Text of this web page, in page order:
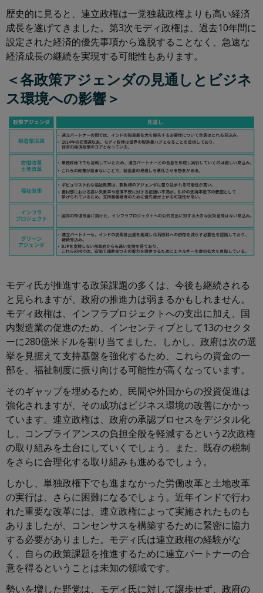
歴史的に見ると、連立政権は一党独裁政権よりも高い経済
成長を遂げてきました。第3次モディ政権は、過去10年間に
設定された経済的優先事項から逸脱することなく、急速な
経済成長の継続を実現する可能性もあります。
＜各政策アジェンダの見通しとビジネ
ス環境への影響＞
モディ氏が推進する政策課題の多くは、今後も継続される
と見られますが、政府の推進力は弱まるかもしれません。
モディ政権は、インフラプロジェクトへの支出に加え、国
内製造業の促進のため、インセンティブとして13のセクタ
ーに280億米ドルを割り当てました。しかし、政府は次の選
挙を見据えて支持基盤を強化するため、これらの資金の一
部を、福祉制度に振り向ける可能性が高くなっています。
そのギャップを埋めるため、民間や外国からの投資促進は
強化されますが、その成功はビジネス環境の改善にかかっ
ています。連立政権は、政府の承認プロセスをデジタル化
し、コンプライアンスの負担全般を軽減するという2次政権
の取り組みを土台にしていくでしょう。また、既存の税制
をさらに合理化する取り組みも進めるでしょう。
しかし、単独政権下でも進まなかった労働改革と土地改革
の実行は、さらに困難になるでしょう。近年インドで行わ
れた重要な改革には、連立政権によって実施されたものも
ありましたが、コンセンサスを構築するために緊密に協力
する必要がありました。モディ氏は連立政権の経験がな
く、自らの政策課題を推進するために連立パートナーの合
意を得るということは未知の領域です。
勢いを増した野党は、モディ氏に対して譲歩せず、政府の